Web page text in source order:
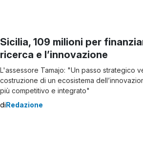
Sicilia, 109 milioni per
ricerca e l’innovazione
L'assessore Tamajo: "Un passo strategico
costruzione di un ecosistema
più competitivo e integrato"
diRedazione